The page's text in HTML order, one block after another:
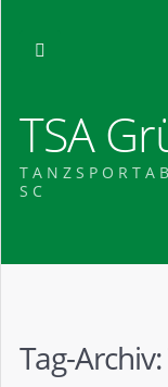
TSA
SC
Tag-Archiv: